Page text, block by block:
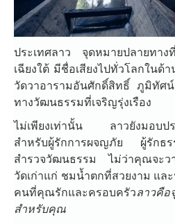
ประเทศลาว จุดหมายปลายทาง
เฉียงใต้ มีชื่อเสียงไปทั่วโลกในด้
วัดวาอารามอันศักดิ์สิทธิ์ ภูมิทัศ
ทางวัฒนธรรมที่เจริญรุ่งเรือง
ไม่เพียงเท่านั้น ลาวยังมอบปร
สำหรับผู้รักการผจญภัย ผู้รักธ
สำรวจวัฒนธรรม ไม่ว่าคุณจะวา
วัดเก่าแก่ ชมน้ำตกที่สวยงาม แล
คนที่คุณรักและครอบครัวลาวคือ
สำหรับคุณ